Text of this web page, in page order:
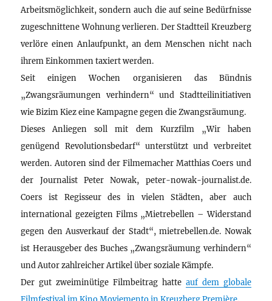
Arbeitsmöglichkeit, sondern auch die auf seine Bedürfnisse
zugeschnittene Wohnung verlieren. Der Stadtteil Kreuzberg
verlöre einen Anlaufpunkt, an dem Menschen nicht nach
ihrem Einkommen taxiert werden.
Seit einigen Wochen organisieren das Bündnis
„Zwangsräumungen verhindern“ und Stadtteilinitiativen
wie Bizim Kiez eine Kampagne gegen die Zwangsräumung.
Dieses Anliegen soll mit dem Kurzfilm „Wir haben
genügend Revolutionsbedarf“ unterstützt und verbreitet
werden. Autoren sind der Filmemacher Matthias Coers und
der Journalist Peter Nowak, peter-nowak-journalist.de.
Coers ist Regisseur des in vielen Städten, aber auch
international gezeigten Films „Mietrebellen – Widerstand
gegen den Ausverkauf der Stadt“, mietrebellen.de. Nowak
ist Herausgeber des Buches „Zwangsräumung verhindern“
und Autor zahlreicher Artikel über soziale Kämpfe.
Der gut zweiminütige Filmbeitrag hatte auf dem globale